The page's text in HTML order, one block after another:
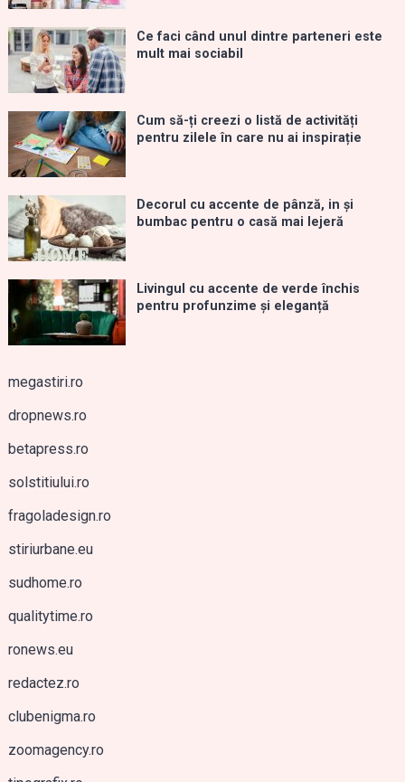
Ce faci când unul dintre parteneri este
mult mai sociabil
Cum să-ți creezi o listă de activități
pentru zilele în care nu ai inspirație
Decorul cu accente de pânză, in și
bumbac pentru o casă mai lejeră
Livingul cu accente de verde închis
pentru profunzime și eleganță
megastiri.ro
dropnews.ro
betapress.ro
solstitiului.ro
fragoladesign.ro
stiriurbane.eu
sudhome.ro
qualitytime.ro
ronews.eu
redactez.ro
clubenigma.ro
zoomagency.ro